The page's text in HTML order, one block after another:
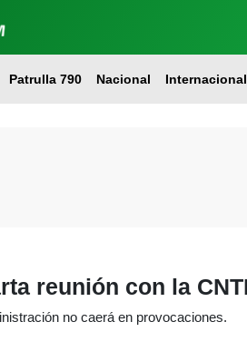
Patrulla 790 Nacional Internacional
reunión con la
no caerá en provocaciones.